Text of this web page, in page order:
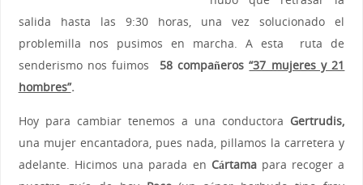
salida hasta las 9:30 horas, una vez solucionado el
problemilla nos pusimos en marcha. A esta ruta de
senderismo nos fuimos 58 compañeros“37 mujeres y 21
hombres”.
Hoy para cambiar tenemos a una conductora Gertrudis,
una mujer encantadora, pues nada, pillamos la carretera y
adelante. Hicimos una parada en Cártamapara recoger a